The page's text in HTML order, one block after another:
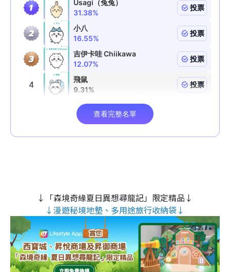
↓「森境奇緣夏日異想尋龍記」限定精品↓
↓漫遊秘境地墊、多用途旅行收納袋↓